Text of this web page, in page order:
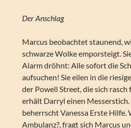
Der Anschlag
Marcus beobachtet staunend,
schwarze Wolke emporsteigt.
Alarm dröhnt: Alle sofort die
aufsuchen! Sie eilen in die
der Powell Street, die sich
erhält Darryl einen
beherrscht Vanessa Erste Hilfe.
Ambulanz?, fragt sich Marcus